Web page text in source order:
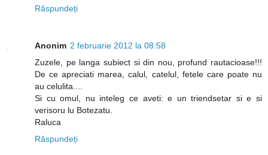
Răspundeți
Anonim 2 februarie 2012 la 08:58
Zuzele, pe langa subiect si din nou, profund rautacioase!!!
De ce apreciati marea, calul, catelul, fetele care poate nu
au celulita....
Si cu omul, nu inteleg ce aveti: e un triendsetar si e si
verisoru lu Botezatu.
Raluca
Răspundeți